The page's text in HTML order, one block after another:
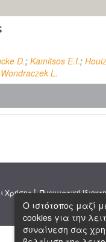
D.; Kamitsos E.I.;
Wondraczek L.
Χρήσης| Πνευματική
Ο ιστότοπος μαζί
cookies για την
συναίνεση σας